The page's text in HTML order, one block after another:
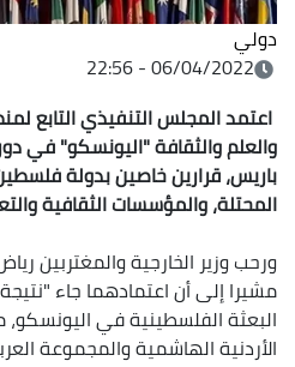
دولي
06/04/2022 - 22:56
اعتمد المجلس التنفيذي التابع
باريس، قرارين خاصين بدولة
المحتلة، والمؤسسات الثقافية
ورحب وزير الخارجية والمغتربين رياض
مشيرا إلى أن اعتمادهما جاء
البعثة الفلسطينية في اليونسكو،
الأردنية الهاشمية والمجموعة